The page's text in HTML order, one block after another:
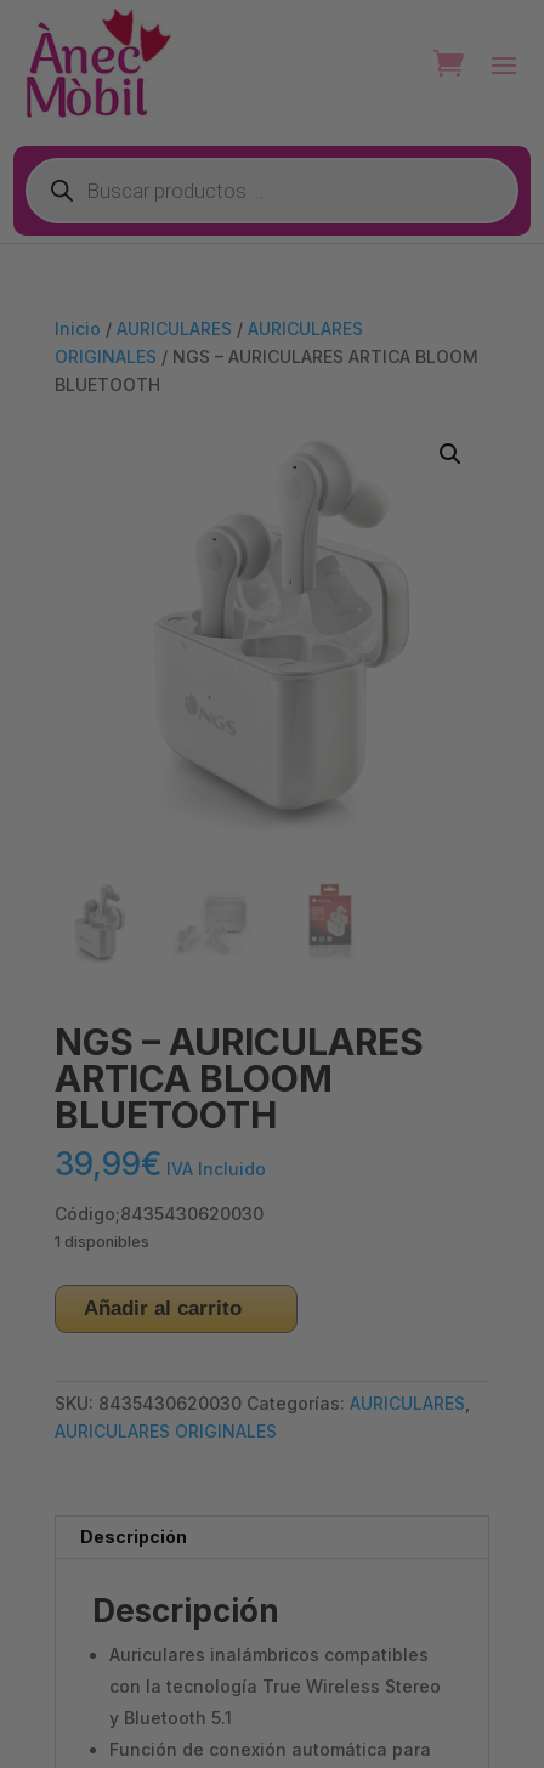
Búsqueda
de
productos
Inicio / AURICULARES / AURICULARES
ORIGINALES / NGS – AURICULARES ARTICA BLOOM
BLUETOOTH
NGS – AURICULARES
ARTICA BLOOM
BLUETOOTH
39,99€ IVA Incluido
Código;8435430620030
1 disponibles
NGS
–
BLOOM
BLUETOOTH
Añadir al carrito
SKU: 8435430620030 Categorías: AURICULARES
AURICULARES ORIGINALES
Descripción
Descripción
Auriculares inalámbricos compatibles
con la tecnología True Wireless Stereo
y Bluetooth 5.1
Función de conexión automática para